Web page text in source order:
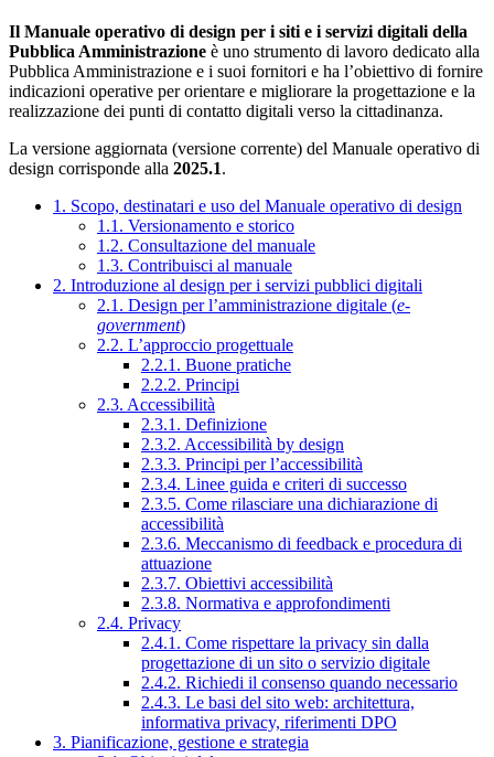
Il Manuale operativo di design per i siti e i servizi digitali della
Pubblica Amministrazione è uno strumento di lavoro dedicato alla
Pubblica Amministrazione e i suoi fornitori e ha l’obiettivo di fornire
indicazioni operative per orientare e migliorare la progettazione e la
realizzazione dei punti di contatto digitali verso la cittadinanza.
La versione aggiornata (versione corrente) del Manuale operativo di
design corrisponde alla 2025.1.
1. Scopo, destinatari e uso del Manuale operativo di design
1.1. Versionamento e storico
1.2. Consultazione del manuale
1.3. Contribuisci al manuale
2. Introduzione al design per i servizi pubblici digitali
2.1. Design per l’amministrazione digitale (e-
government)
2.2. L’approccio progettuale
2.2.1. Buone pratiche
2.2.2. Principi
2.3. Accessibilità
2.3.1. Definizione
2.3.2. Accessibilità by design
2.3.3. Principi per l’accessibilità
2.3.4. Linee guida e criteri di successo
2.3.5. Come rilasciare una dichiarazione di
accessibilità
2.3.6. Meccanismo di feedback e procedura di
attuazione
2.3.7. Obiettivi accessibilità
2.3.8. Normativa e approfondimenti
2.4. Privacy
2.4.1. Come rispettare la privacy sin dalla
progettazione di un sito o servizio digitale
2.4.2. Richiedi il consenso quando necessario
2.4.3. Le basi del sito web: architettura,
informativa privacy, riferimenti DPO
3. Pianificazione, gestione e strategia